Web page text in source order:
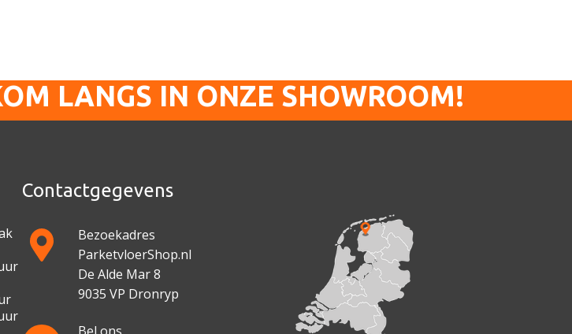
LANGS IN ONZE SHOWROOM!
Contactgegevens
Bezoekadres
ParketvloerShop.nl
De Alde Mar 8
9035 VP Dronryp